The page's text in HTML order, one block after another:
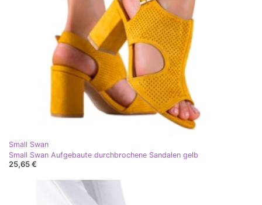
Small Swan
Small Swan Aufgebaute durchbrochene Sandalen gelb
25,65 €